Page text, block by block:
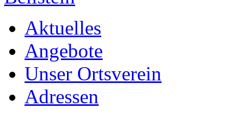
Aktuelles
Angebote
Unser Ortsverein
Adressen